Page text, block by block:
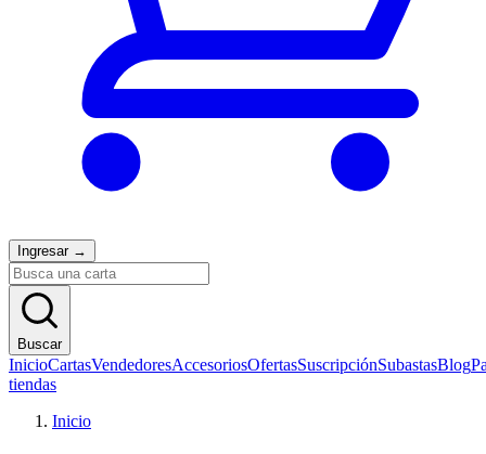
Ingresar →
Buscar
InicioCartasVendedoresAccesoriosOfertasSuscripciónSubastasBlog
tiendas
Inicio